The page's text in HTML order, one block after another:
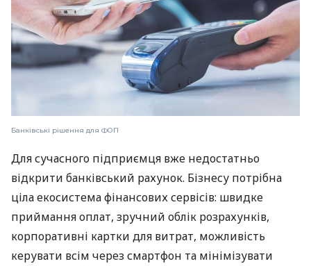
Банківські рішення для ФОП
Для сучасного підприємця вже недостатньо
відкрити банківський рахунок. Бізнесу потрібна
ціла екосистема фінансових сервісів: швидке
приймання оплат, зручний облік розрахунків,
корпоративні картки для витрат, можливість
керувати всім через смартфон та мінімізувати